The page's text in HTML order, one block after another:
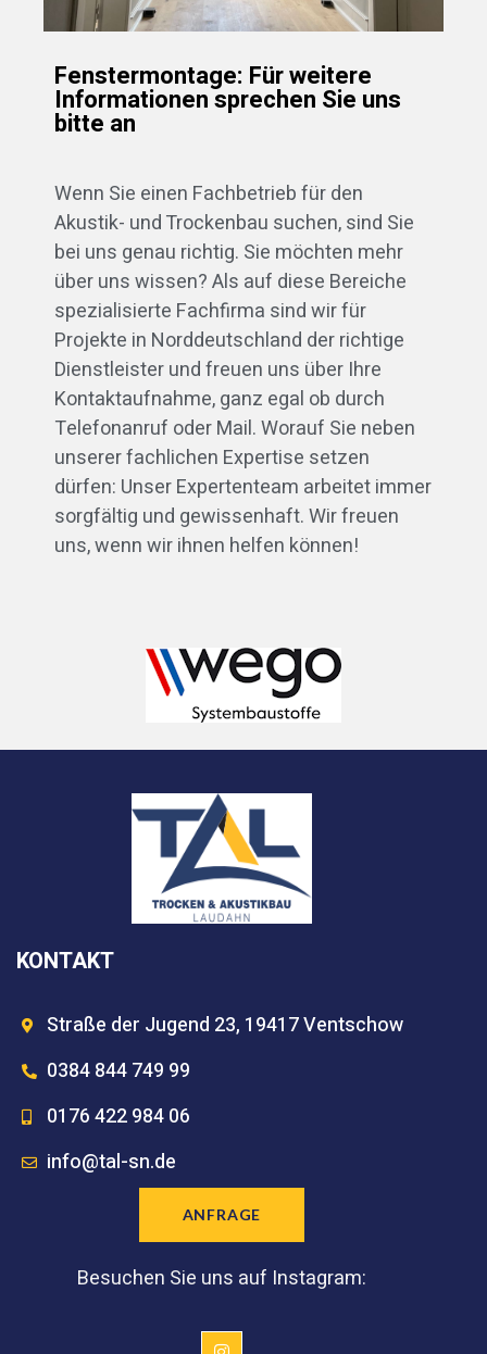
Fenstermontage: Für weitere
Informationen sprechen Sie uns
bitte an
Wenn Sie einen Fachbetrieb für den
Akustik- und Trockenbau suchen, sind Sie
bei uns genau richtig. Sie möchten mehr
über uns wissen? Als auf diese Bereiche
spezialisierte Fachfirma sind wir für
Projekte in Norddeutschland der richtige
Dienstleister und freuen uns über Ihre
Kontaktaufnahme, ganz egal ob durch
Telefonanruf oder Mail. Worauf Sie neben
unserer fachlichen Expertise setzen
dürfen: Unser Expertenteam arbeitet immer
sorgfältig und gewissenhaft. Wir freuen
uns, wenn wir ihnen helfen können!
KONTAKT
Straße der Jugend 23, 19417 Ventschow
0384 844 749 99
0176 422 984 06
info@tal-sn.de
ANFRAGE
Besuchen Sie uns auf Instagram: